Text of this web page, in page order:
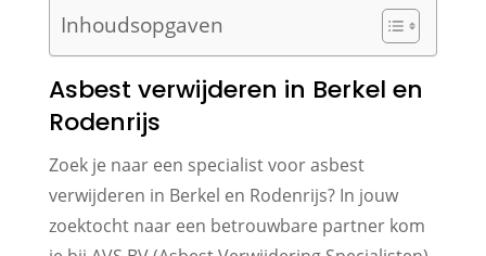
Inhoudsopgaven
Asbest verwijderen in Berkel en
Rodenrijs
Zoek je naar een specialist voor asbest
verwijderen in Berkel en Rodenrijs? In jouw
zoektocht naar een betrouwbare partner kom